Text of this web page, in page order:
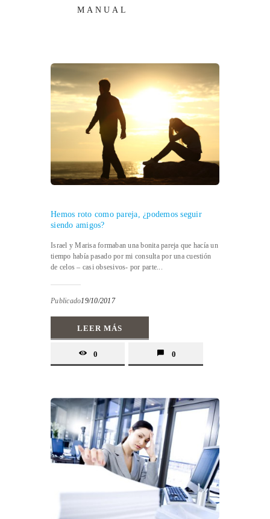
MANUAL
Hemos roto como pareja, ¿podemos seguir
siendo amigos?
Israel y Marisa formaban una bonita pareja que hacía un
tiempo había pasado por mi consulta por una cuestión
de celos – casi obsesivos- por parte...
Publicado19/10/2017
LEER MÁS
0 0